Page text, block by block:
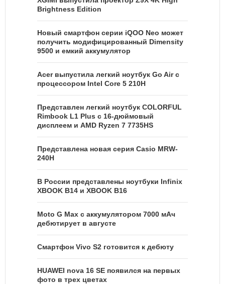
Brightness Edition
Новый смартфон серии iQOO Neo может
получить модифицированный Dimensity
9500 и емкий аккумулятор
Acer выпустила легкий ноутбук Go Air c
процессором Intel Core 5 210H
Представлен легкий ноутбук COLORFUL
Rimbook L1 Plus с 16-дюймовый
дисплеем и AMD Ryzen 7 7735HS
Представлена новая серия Casio MRW-
240H
В России представлены ноутбуки Infinix
XBOOK B14 и XBOOK B16
Moto G Max с аккумулятором 7000 мАч
дебютирует в августе
Смартфон Vivo S2 готовится к дебюту
HUAWEI nova 16 SE появился на первых
фото в трех цветах